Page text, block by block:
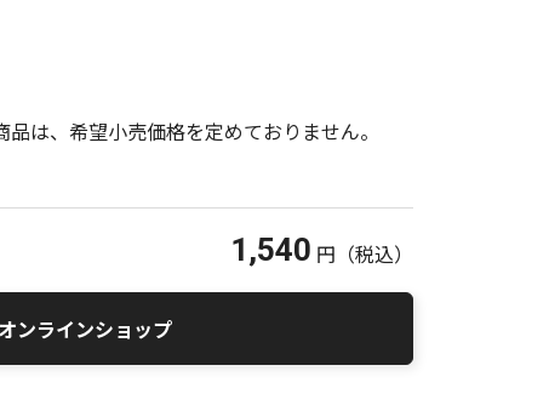
品は、希望小売価格を定めておりません。
1,540 円 （税込）
ンラインショップ